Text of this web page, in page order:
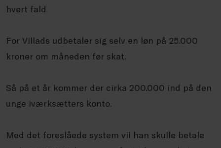
hvert fald.
For Villads udbetaler sig selv en løn på 25.000
kroner om måneden før skat.
Så på et år kommer der cirka 200.000 ind på den
unge iværksætters konto.
Med det foreslåede system vil han skulle betale